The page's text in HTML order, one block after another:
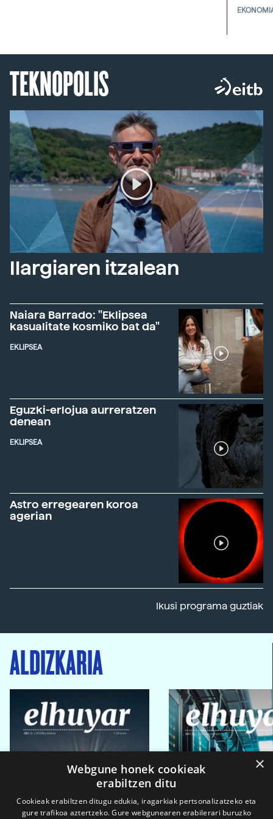
TEKNOPOLIS
Ilargiaren itzalean
Naiara Barrado: "Eklipsea
kasualitate kosmiko bat da"
EKLIPSEA
Eguzki-erlojua aurreratzen
denean
EKLIPSEA
Astro erregearen koroa
agerian
Ikusi programa guztiak
ALDIZKARIA
×
Webgune honek cookieak
erabiltzen ditu
Cookieak erabiltzen ditugu edukia, iragarkiak pertsonalizatzeko eta
gure trafikoa aztertzeko. Gure webgunearen erabilerari buruzko